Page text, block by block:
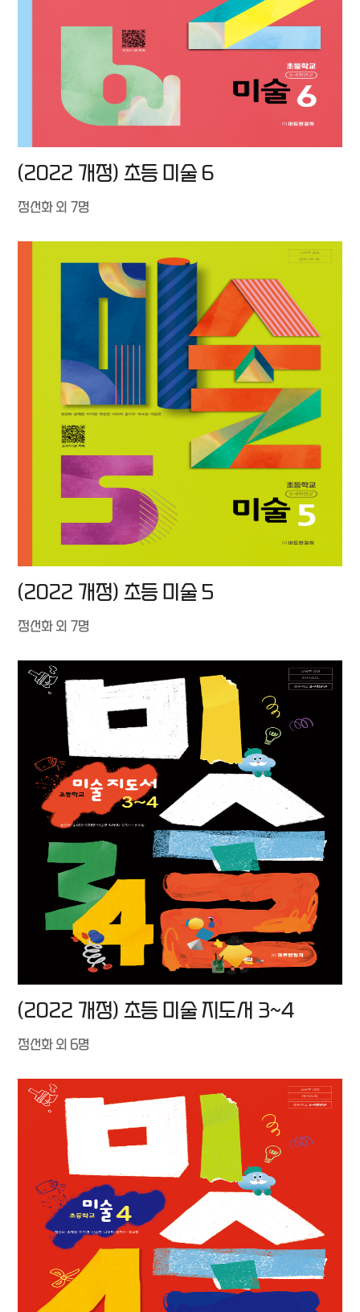
(2022 개정) 초등 미술 6
정선화 외 7명
(2022 개정) 초등 미술 5
정선화 외 7명
(2022 개정) 초등 미술 지도서 3~4
정선화 외 6명